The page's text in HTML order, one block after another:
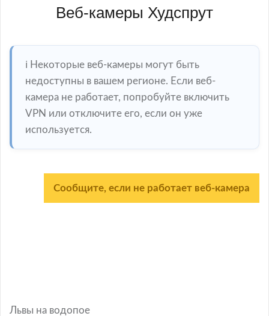
Веб-камеры Худспрут
ℹ️ Некоторые веб-камеры могут быть
недоступны в вашем регионе. Если веб-
камера не работает, попробуйте включить
VPN или отключите его, если он уже
используется.
Сообщите, если не работает веб-камера
Львы на водопое